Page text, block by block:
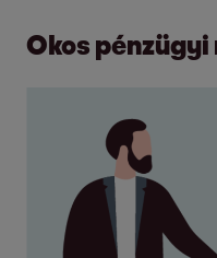
Okos